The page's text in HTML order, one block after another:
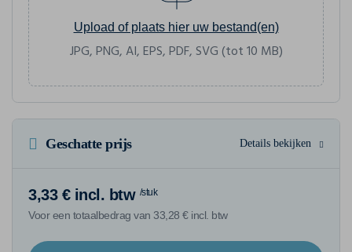
Upload of plaats hier uw bestand(en)
JPG, PNG, AI, EPS, PDF, SVG (tot 10 MB)
Geschatte prijs Details bekijken
3,33 € incl. btw /stuk
Voor een totaalbedrag van 33,28 € incl. btw